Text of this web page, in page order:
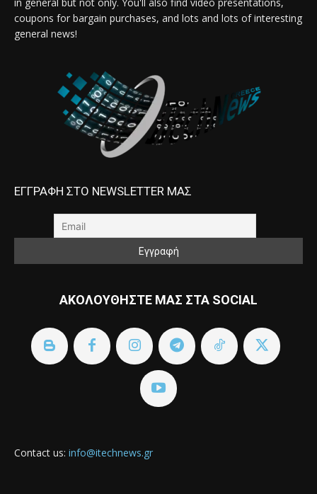
coupons for bargain purchases, and lots and lots of interesting
general news!
ΕΓΓΡΑΦΗ ΣΤΟ NEWSLETTER ΜΑΣ
ΑΚΟΛΟΥΘΗΣΤΕ ΜΑΣ ΣΤΑ SOCIAL
Contact us: info@itechnews.gr